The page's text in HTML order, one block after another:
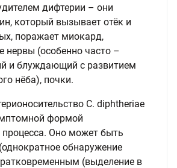
дифтерии – они
который вызывает отёк и
поражает миокард,
нервы (особенно часто –
и блуждающий с развитием
нёба), почки.
C. diphtheriae
формой
Оно может быть
обнаружение
(выделение в